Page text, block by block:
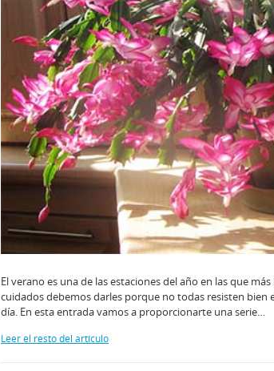
El verano es una de las estaciones del año en las que
cuidados debemos darles porque no todas resisten bien
día. En esta entrada vamos a proporcionarte una serie…
Leer el resto del artículo